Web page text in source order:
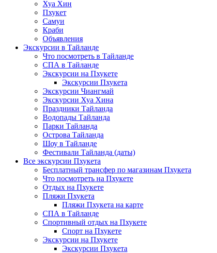
Хуа Хин
Пхукет
Самуи
Краби
Объявления
Экскурсии в Тайланде
Что посмотреть в Тайланде
СПА в Тайланде
Экскурсии на Пхукете
Экскурсии Пхукета
Экскурсии Чиангмай
Экскурсии Хуа Хина
Праздники Тайланда
Водопады Тайланда
Парки Тайланда
Острова Тайланда
Шоу в Тайланде
Фестивали Тайланда (даты)
Все экскурсии Пхукета
Бесплатный трансфер по магазинам Пхукета
Что посмотреть на Пхукете
Отдых на Пхукете
Пляжи Пхукета
Пляжи Пхукета на карте
СПА в Тайланде
Спортивный отдых на Пхукете
Спорт на Пхукете
Экскурсии на Пхукете
Экскурсии Пхукета